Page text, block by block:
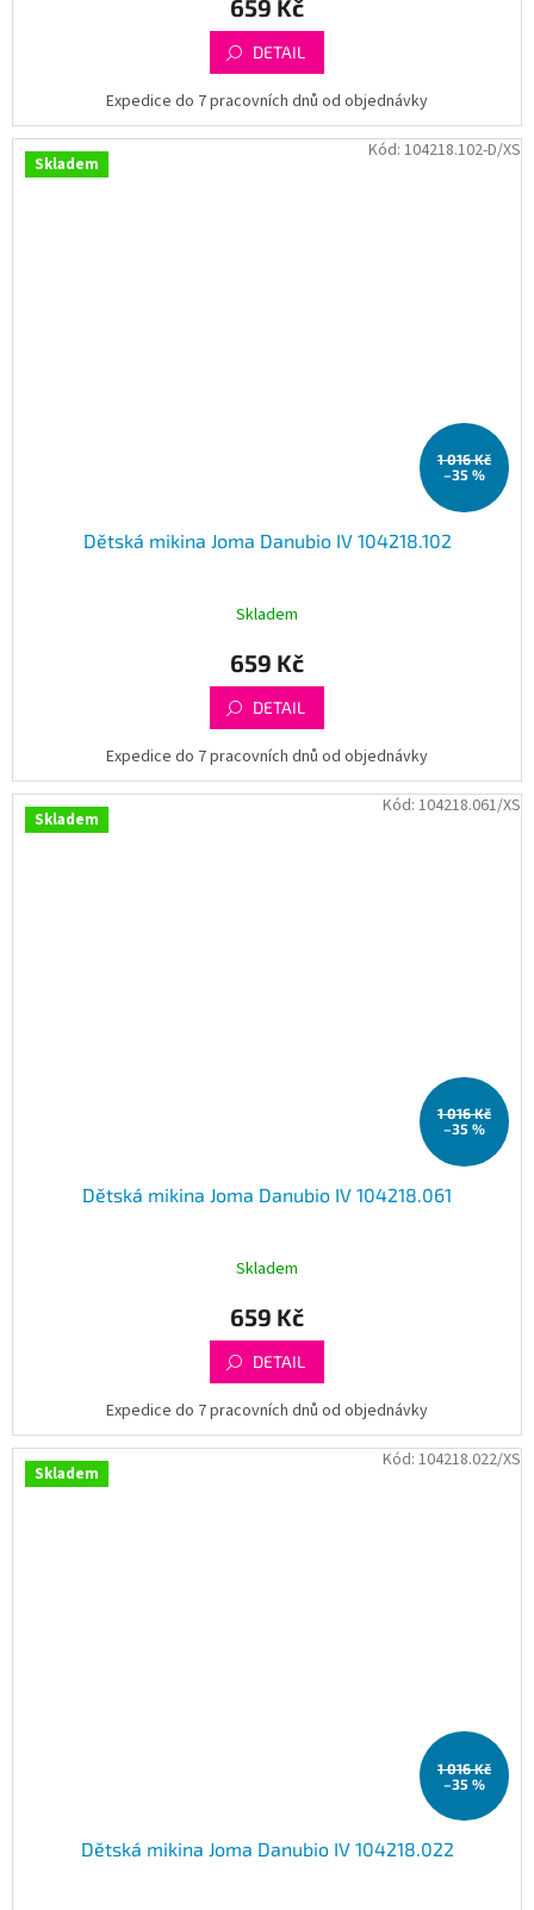
659 Kč
DETAIL
Expedice do 7 pracovních dnů od objednávky
Skladem
1 016 Kč
–35 %
Dětská mikina Joma Danubio IV 104218.102
Skladem
659 Kč
DETAIL
Expedice do 7 pracovních dnů od objednávky
Kód: 104218.102-D/XS
Skladem
1 016 Kč
–35 %
Dětská mikina Joma Danubio IV 104218.061
Skladem
659 Kč
DETAIL
Expedice do 7 pracovních dnů od objednávky
Kód: 104218.061/XS
Skladem
1 016 Kč
–35 %
Dětská mikina Joma Danubio IV 104218.022
Kód: 104218.022/XS